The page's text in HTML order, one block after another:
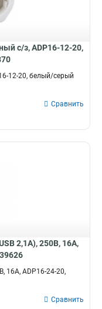
с/з, ADP16-12-20,
12-20, белый/серый
Сравнить
2,1А), 250В, 16A,
16A, ADP16-24-20,
Сравнить